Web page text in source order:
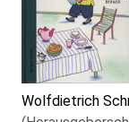
Wolfdietrich